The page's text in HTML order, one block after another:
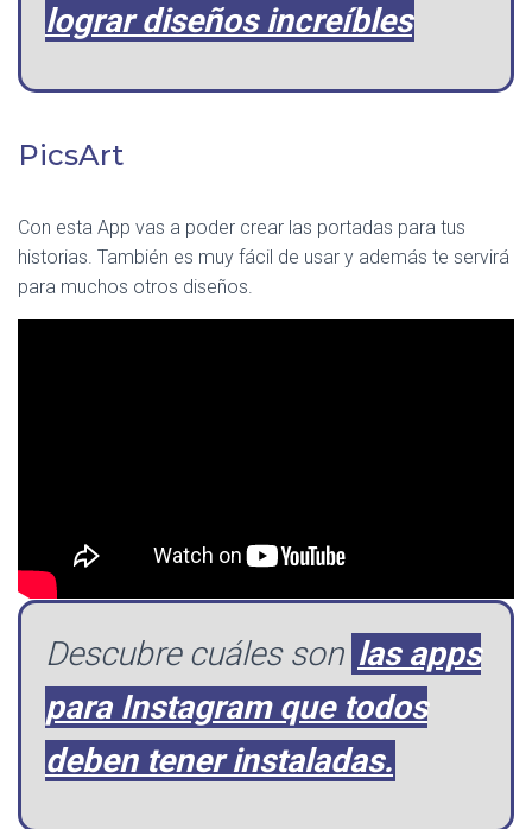
lograr diseños increíbles
PicsArt
Con esta App vas a poder crear las portadas para tus
historias. También es muy fácil de usar y además te servirá
para muchos otros diseños.
Descubre cuáles son las apps
para Instagram que todos
deben tener instaladas.